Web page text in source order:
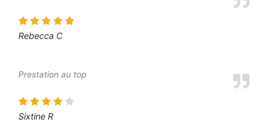
Rebecca C
Prestation au top
Sixtine R